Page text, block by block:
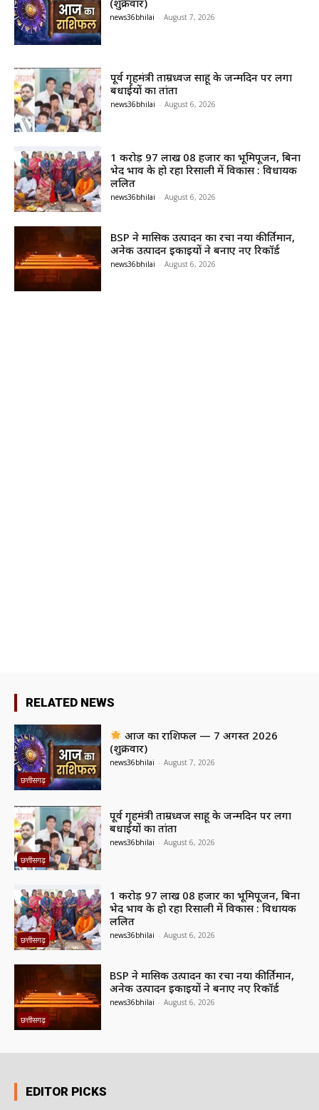
(शुक्रवार)
news36bhilai - August 7, 2026
पूर्व गृहमंत्री ताम्रध्वज साहू के जन्मदिन पर लगा
बधाईयों का तांता
news36bhilai - August 6, 2026
1 करोड़ 97 लाख 08 हजार का भूमिपूजन, बिना
भेद भाव के हो रहा रिसाली में विकास : विधायक
ललित
news36bhilai - August 6, 2026
BSP ने मासिक उत्पादन का रचा नया कीर्तिमान,
अनेक उत्पादन इकाइयों ने बनाए नए रिकॉर्ड
news36bhilai - August 6, 2026
RELATED NEWS
छत्तीसगढ़
आज का राशिफल — 7 अगस्त 2026
(शुक्रवार)
news36bhilai - August 7, 2026
छत्तीसगढ़
पूर्व गृहमंत्री ताम्रध्वज साहू के जन्मदिन पर लगा
बधाईयों का तांता
news36bhilai - August 6, 2026
छत्तीसगढ़
1 करोड़ 97 लाख 08 हजार का भूमिपूजन, बिना
भेद भाव के हो रहा रिसाली में विकास : विधायक
ललित
news36bhilai - August 6, 2026
छत्तीसगढ़
BSP ने मासिक उत्पादन का रचा नया कीर्तिमान,
अनेक उत्पादन इकाइयों ने बनाए नए रिकॉर्ड
news36bhilai - August 6, 2026
EDITOR PICKS